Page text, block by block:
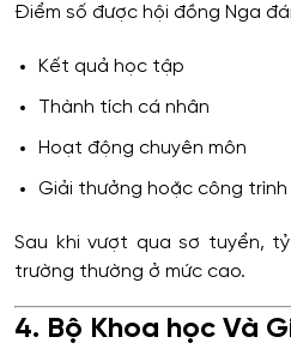
Điểm số được hội đồng Nga
Kết quả học tập
Thành tích cá nhân
Hoạt động chuyên môn
Giải thưởng hoặc công trình
Sau khi vượt qua sơ tuyển,
trường thường ở mức cao.
4. Bộ Khoa học Và